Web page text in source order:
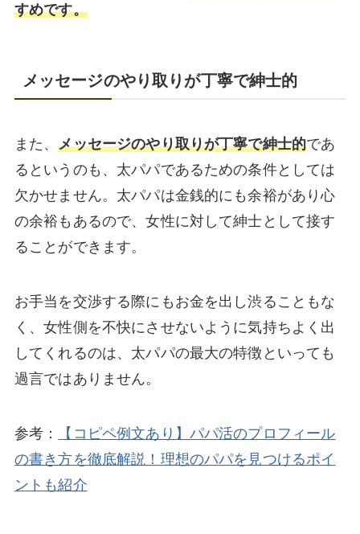
すめです。
メッセージのやり取りが丁寧で紳士的
また、メッセージのやり取りが丁寧で紳士的であ
るというのも、太パパであるための条件としては
欠かせません。太パパは金銭的にも余裕があり心
の余裕もあるので、女性に対して紳士として接す
ることができます。
お手当を交渉する際にもお金を出し渋ることもな
く、女性側を不快にさせないように気持ちよく出
してくれるのは、太パパの最大の特徴といっても
過言ではありません。
参考：
【コピペ例文あり】パパ活のプロフィール
の書き方を徹底解説！理想のパパを見つけるポイ
ントも紹介